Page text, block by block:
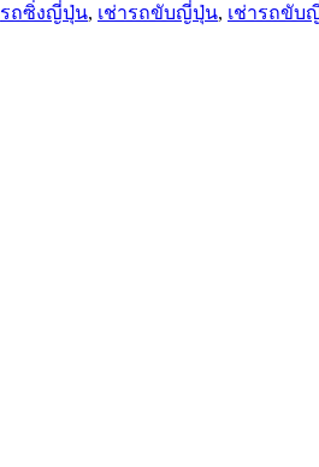
รถซิ่งญี่ปุ่น, เช่ารถขับญี่ปุ่น, เช่ารถขับ